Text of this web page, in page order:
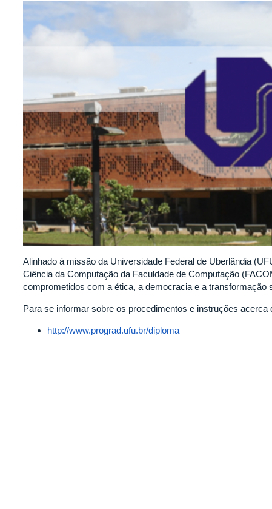
Alinhado à missão da Universidade Federal de Uberlândia
Ciência da Computação da Faculdade de Computação
comprometidos com a ética, a democracia e a transformação
Para se informar sobre os procedimentos e instruções acerca
http://www.prograd.ufu.br/diploma